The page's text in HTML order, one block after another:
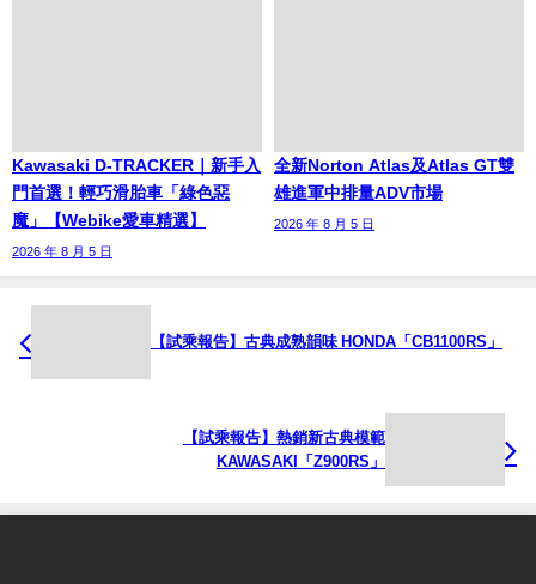
Kawasaki D-TRACKER｜新手入
門首選！輕巧滑胎車「綠色惡
魔」【Webike愛車精選】
2026 年 8 月 5 日
全新Norton Atlas及Atlas GT雙
雄進軍中排量ADV市場
2026 年 8 月 5 日
【試乘報告】古典成熟韻味 HONDA「CB1100RS」
【試乘報告】熱銷新古典模範
KAWASAKI「Z900RS」